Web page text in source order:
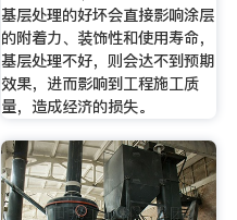
基层处理的好坏会直接影响涂层
的附着力、装饰性和使用寿命，
基层处理不好，则会达不到预期
效果，进而影响到工程施工质
量，造成经济的损失。